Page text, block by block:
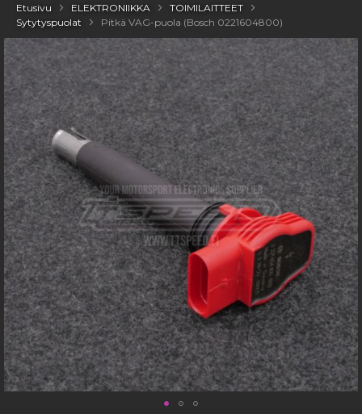
Etusivu ELEKTRONIIKKA
TOIMILAITTEET
Sytytyspuolat
Pitkä VAG-puola (Bosch 0221604800)
Skip
to
the
end
of
the
images
gallery